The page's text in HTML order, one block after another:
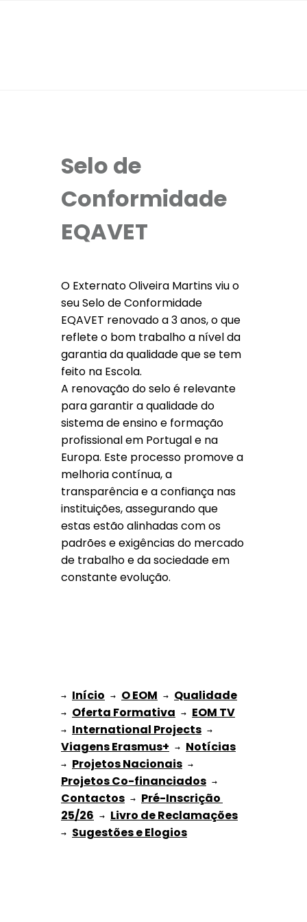
Selo de
Conformidade
EQAVET
O Externato Oliveira Martins viu o
seu Selo de Conformidade
EQAVET renovado a 3 anos, o que
reflete o bom trabalho a nível da
garantia da qualidade que se tem
feito na Escola.
A renovação do selo é relevante
para garantir a qualidade do
sistema de ensino e formação
profissional em Portugal e na
Europa. Este processo promove a
melhoria contínua, a
transparência e a confiança nas
instituições, assegurando que
estas estão alinhadas com os
padrões e exigências do mercado
de trabalho e da sociedade em
constante evolução.
→ Início → O EOM → Qualidade
→ Oferta Formativa → EOM TV
→ International Projects
Viagens Erasmus+ → Notícias
→ Projetos Nacionais
Projetos Co-financiados
Contactos → Pré-Inscrição
25/26 → Livro de Reclamações
→ Sugestões e Elogios